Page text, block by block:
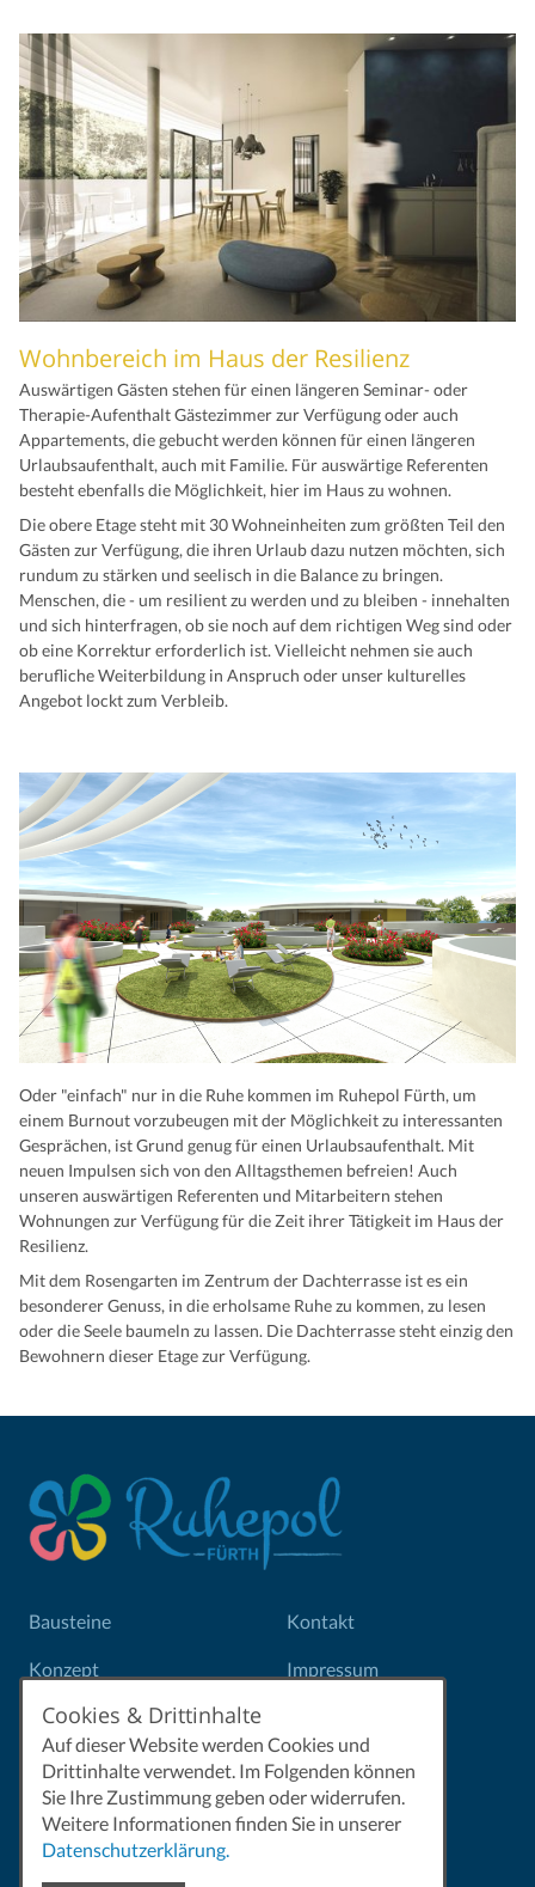
Wohnbereich im Haus der Resilienz
Auswärtigen Gästen stehen für einen längeren Seminar- oder
Therapie-Aufenthalt Gästezimmer zur Verfügung oder auch
Appartements, die gebucht werden können für einen längeren
Urlaubsaufenthalt, auch mit Familie. Für auswärtige Referenten
besteht ebenfalls die Möglichkeit, hier im Haus zu wohnen.
Die obere Etage steht mit 30 Wohneinheiten zum größten Teil den
Gästen zur Verfügung, die ihren Urlaub dazu nutzen möchten, sich
rundum zu stärken und seelisch in die Balance zu bringen.
Menschen, die - um resilient zu werden und zu bleiben - innehalten
und sich hinterfragen, ob sie noch auf dem richtigen Weg sind oder
ob eine Korrektur erforderlich ist. Vielleicht nehmen sie auch
berufliche Weiterbildung in Anspruch oder unser kulturelles
Angebot lockt zum Verbleib.
Oder "einfach" nur in die Ruhe kommen im Ruhepol Fürth, um
einem Burnout vorzubeugen mit der Möglichkeit zu interessanten
Gesprächen, ist Grund genug für einen Urlaubsaufenthalt. Mit
neuen Impulsen sich von den Alltagsthemen befreien! Auch
unseren auswärtigen Referenten und Mitarbeitern stehen
Wohnungen zur Verfügung für die Zeit ihrer Tätigkeit im Haus der
Resilienz.
Mit dem Rosengarten im Zentrum der Dachterrasse ist es ein
besonderer Genuss, in die erholsame Ruhe zu kommen, zu lesen
oder die Seele baumeln zu lassen. Die Dachterrasse steht einzig den
Bewohnern dieser Etage zur Verfügung.
Bausteine
Konzept
Förderverein
Partner
Aktuelles
Kontakt
Impressum
Cookies & Drittinhalte
Auf dieser Website werden Cookies und
Drittinhalte verwendet. Im Folgenden können
Sie Ihre Zustimmung geben oder widerrufen.
Weitere Informationen finden Sie in unserer
Datenschutzerklärung.